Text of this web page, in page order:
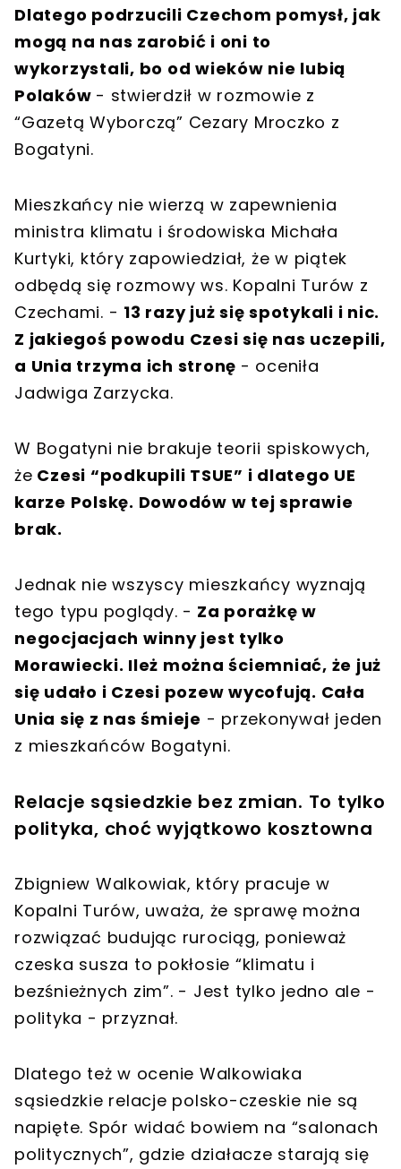
Dlatego podrzucili Czechom pomysł, jak
mogą na nas zarobić i oni to
wykorzystali, bo od wieków nie lubią
Polaków - stwierdził w rozmowie z
“Gazetą Wyborczą” Cezary Mroczko z
Bogatyni.
Mieszkańcy nie wierzą w zapewnienia
ministra klimatu i środowiska Michała
Kurtyki, który zapowiedział, że w piątek
odbędą się rozmowy ws. Kopalni Turów z
Czechami. - 13 razy już się spotykali i nic.
Z jakiegoś powodu Czesi się nas uczepili,
a Unia trzyma ich stronę - oceniła
Jadwiga Zarzycka.
W Bogatyni nie brakuje teorii spiskowych,
że Czesi “podkupili TSUE” i dlatego UE
karze Polskę. Dowodów w tej sprawie
brak.
Jednak nie wszyscy mieszkańcy wyznają
tego typu poglądy. - Za porażkę w
negocjacjach winny jest tylko
Morawiecki. Ileż można ściemniać, że już
się udało i Czesi pozew wycofują. Cała
Unia się z nas śmieje - przekonywał jeden
z mieszkańców Bogatyni.
Relacje sąsiedzkie bez zmian. To tylko
polityka, choć wyjątkowo kosztowna
Zbigniew Walkowiak, który pracuje w
Kopalni Turów, uważa, że sprawę można
rozwiązać budując rurociąg, ponieważ
czeska susza to pokłosie “klimatu i
bezśnieżnych zim”. - Jest tylko jedno ale -
polityka - przyznał.
Dlatego też w ocenie Walkowiaka
sąsiedzkie relacje polsko-czeskie nie są
napięte. Spór widać bowiem na “salonach
politycznych”, gdzie działacze starają się